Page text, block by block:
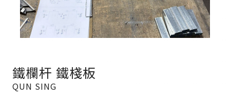
鐵欄杆 鐵棧板
QUN SING